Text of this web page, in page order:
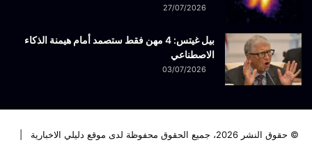
27/07/2026
بيل غيتس: 4 مهن فقط ستصمد أمام هيمنة الذكاء
الاصطناعي
03/07/2026
© حقوق النشر 2026، جميع الحقوق محفوظة لدى موقع دليلي الاخبارية |